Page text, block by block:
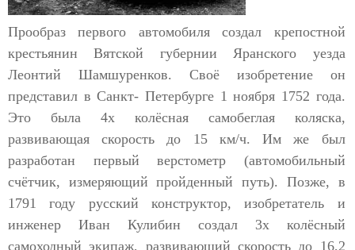
Прообраз первого автомобиля создал крепостной
крестьянин Вятской губернии Яранского уезда
Леонтий Шамшуренков. Своё изобретение он
представил в Санкт- Петербурге 1 ноября 1752 года.
Это была 4х колёсная самобеглая коляска,
развивающая скорость до 15 км/ч. Им же был
разработан первый верстометр (автомобильный
счётчик, измеряющий пройденный путь). Позже, в
1791 году русский конструктор, изобретатель и
инженер Иван Кулибин создал 3х колёсный
самоходный экипаж, развивающий скорость до 16,2